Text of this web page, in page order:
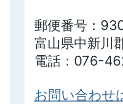
郵便番号：
富山県中新川
電話：076-
お問い合わせ